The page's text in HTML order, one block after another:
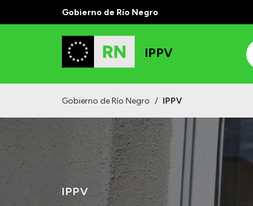
Gobierno de Río Negro
IPPV
Gobierno de Río Negro / IPPV
IPPV